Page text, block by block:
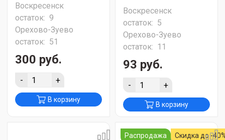
Воскресенск
остаток: 9
Орехово-Зуево
остаток: 51
300 руб.
- +
В корзину
Воскресенск
остаток: 5
Орехово-Зуево
остаток: 11
93 руб.
- +
В корзину
Распродажа Скидка до -